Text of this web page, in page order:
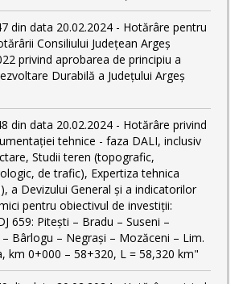
din data 20.02.2024 - Hotărâre pentru
Consiliului Județean Argeș
privind aprobarea de principiu a
Durabilă a Județului Argeș
din data 20.02.2024 - Hotărâre privind
tehnice - faza DALI, inclusiv
Studii teren (topografic,
de trafic), Expertiza tehnica
a Devizului General și a indicatorilor
pentru obiectivul de investiții:
659: Pitești – Bradu – Suseni –
– Bârlogu – Negrași – Mozăceni – Lim.
km 0+000 – 58+320, L = 58,320 km"